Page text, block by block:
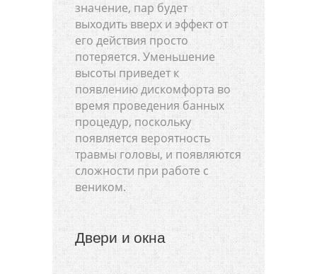
значение, пар будет
выходить вверх и эффект от
его действия просто
потеряется. Уменьшение
высоты приведет к
появлению дискомфорта во
время проведения банных
процедур, поскольку
появляется вероятность
травмы головы, и появляются
сложности при работе с
веником.
Двери и окна